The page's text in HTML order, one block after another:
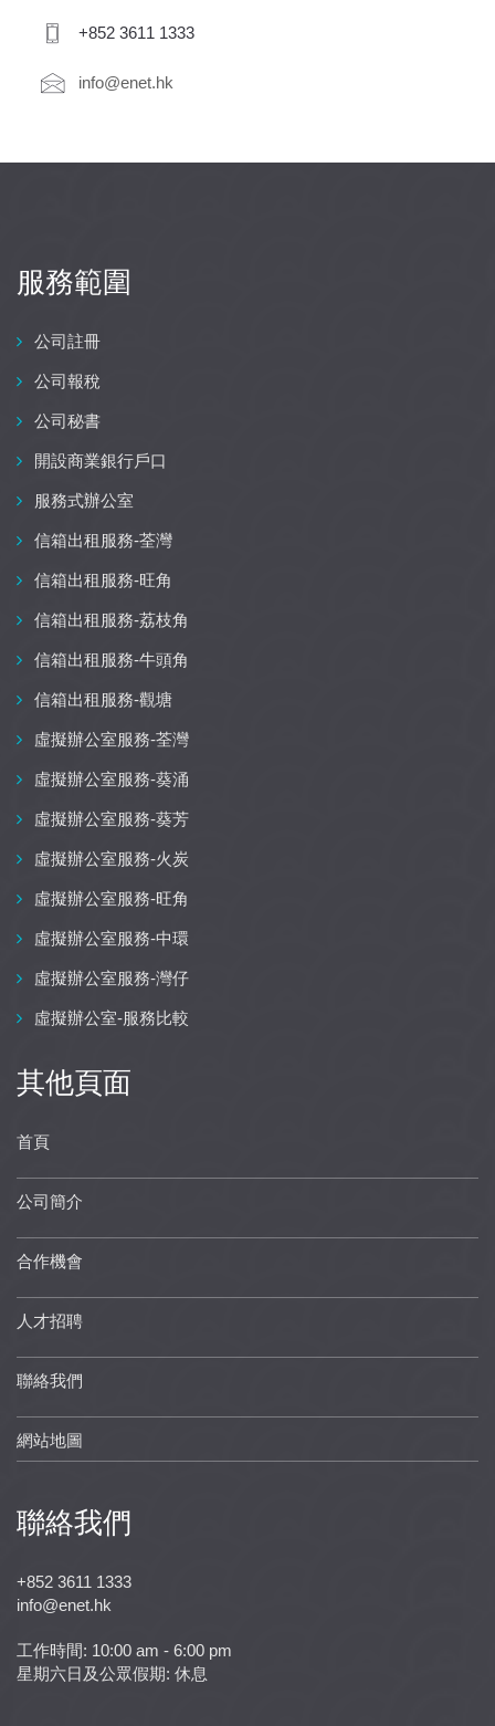
+852 3611 1333
info@enet.hk
服務範圍
公司註冊
公司報稅
公司秘書
開設商業銀行戶口
服務式辦公室
信箱出租服務-荃灣
信箱出租服務-旺角
信箱出租服務-荔枝角
信箱出租服務-牛頭角
信箱出租服務-觀塘
虛擬辦公室服務-荃灣
虛擬辦公室服務-葵涌
虛擬辦公室服務-葵芳
虛擬辦公室服務-火炭
虛擬辦公室服務-旺角
虛擬辦公室服務-中環
虛擬辦公室服務-灣仔
虛擬辦公室-服務比較
其他頁面
首頁
公司簡介
合作機會
人才招聘
聯絡我們
網站地圖
聯絡我們
+852 3611 1333
info@enet.hk
工作時間: 10:00 am - 6:00 pm
星期六日及公眾假期: 休息